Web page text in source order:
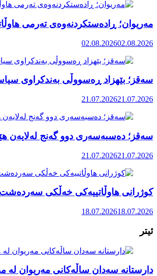
مەریوان؛ ڕادەستکردنەوەی تەرمی
02.08.202602.08.2026
سەقز؛ بێهزاد ڕەسووڵی بەندکراوی
21.07.202621.07.2026
سەقز؛ دەسبەسەری دوو گەنج لەلایەن
21.07.202621.07.2026
کوژرانی هاوڵاتییەکی خەڵکی سەردەشت
18.07.202618.07.2026
ئیتر
دارستانە سەدان ساڵەکانی مەریوان لە